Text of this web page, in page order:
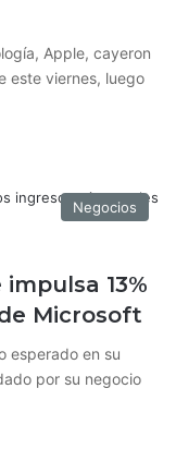
Apple, cayeron
este viernes, luego
Negocios
13%
Microsoft
esperado en su
por su negocio